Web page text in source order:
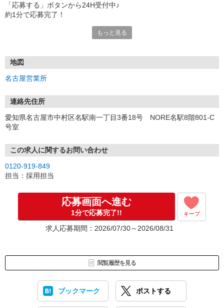
「応募する」ボタンから24H受付中♪
約1分で応募完了！
①応募から3営業日を目安に、メールorお電話でご連絡します。
★スマホでWEB面接（LINEなど）・出張面接・事務所面接と選べま
す
③面接実施（履歴書不要）
④勤務開始（スタート日は応相談）
お気軽にご応募ください♪
もっと見る
地図
名古屋営業所
連絡先住所
愛知県名古屋市中村区名駅南一丁目3番18号 NORE名駅8階801-C
号室
この求人に関するお問い合わせ
0120-919-849
担当：採用担当
応募画面へ進む
1分で応募完了!! キープ
求人応募期間：2026/07/30～2026/08/31
閲覧履歴を見る
ブックマーク ポストする